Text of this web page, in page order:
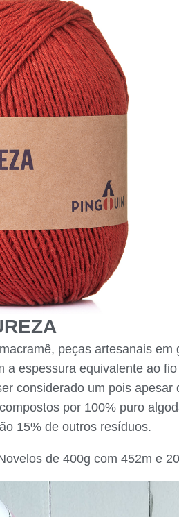
peças artesanais em
espessura equivalente ao
considerado um pois apesar
por 100% puro
15% de outros resíduos.
de 400g com 452m e